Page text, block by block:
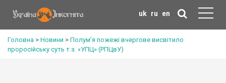
uk ru en
Головна > Новини > Полум’я пожежі вчергове висвітило
проросійську суть т.з. «УПЦ» (РПЦвУ)